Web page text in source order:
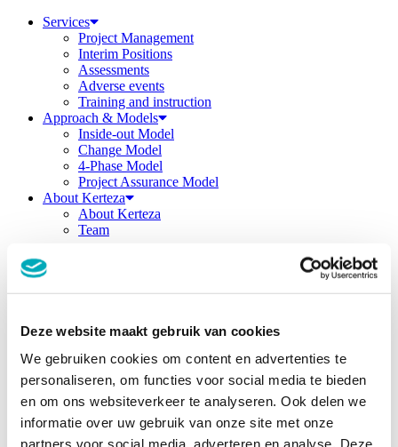
Deze website maakt gebruik van cookies
We gebruiken cookies om content en advertenties te
personaliseren, om functies voor social media te bieden
en om ons websiteverkeer te analyseren. Ook delen we
informatie over uw gebruik van onze site met onze
partners voor social media, adverteren en analyse. Deze
Services
Project Management
Interim Positions
Assessments
Adverse events
Training and instruction
Approach & Models
Inside-out Model
Change Model
4-Phase Model
Project Assurance Model
About Kerteza
About Kerteza
Team
Services
Interim Positions
Incidents & emergencies
Training and instruction
Approach & Models
Inside-out Model
Change Model
4-Phase Model
Project Assurance Model